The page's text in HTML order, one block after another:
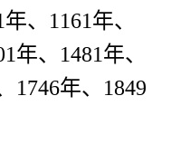
、1161年、
年、1481年、
年、1849